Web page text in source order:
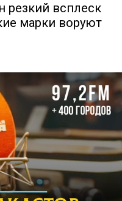
резкий всплеск
марки воруют